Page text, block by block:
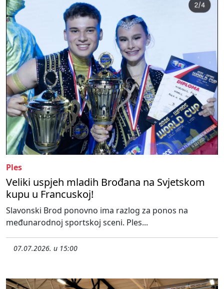
Ples
Veliki uspjeh mladih Brođana na Svjetskom
kupu u Francuskoj!
Slavonski Brod ponovno ima razlog za ponos na
međunarodnoj sportskoj sceni. Ples...
07.07.2026. u 15:00